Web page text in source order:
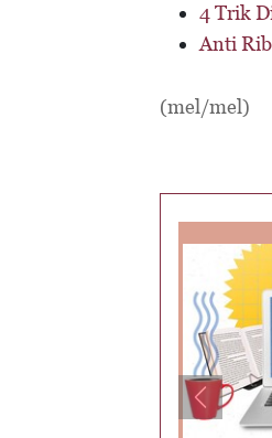
4 Trik
Anti
(mel/mel)
Previous